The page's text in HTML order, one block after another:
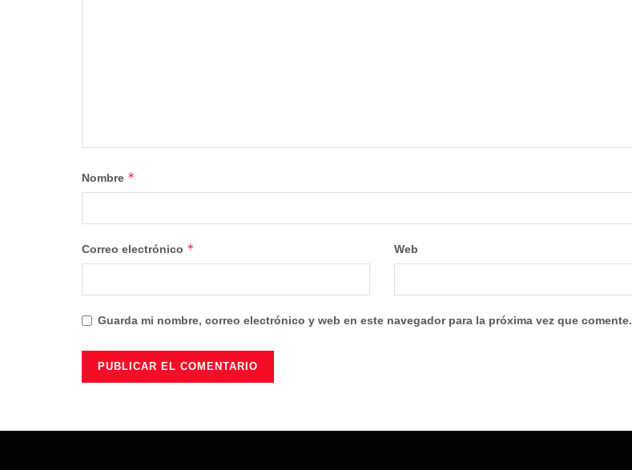
Nombre *
Correo electrónico * Web
Guarda mi nombre, correo electrónico y web en este navegador para la próxima vez que comente.